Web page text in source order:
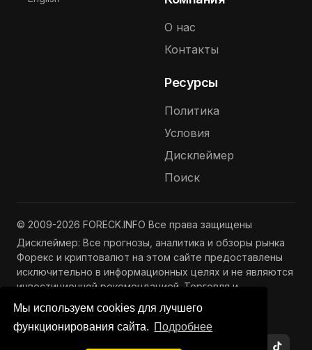
Мы используем cookies для лучшего
функционирования сайта. Подробнее
О нас
Контакты
Ресурсы
Политика
Условия
Дисклеймер
Поиск
© 2009-2026 FORECK.INFO Все права защищены
Дисклеймер: Все прогнозы, аналитика и обзоры рынка
Форекс и криптовалют на этом сайте предоставлены
исключительно в информационных целях и не являются
инвестиционной рекомендацией. Торговля и
инвестиции связаны с риском потери капитала.
Подробнее —Полный дисклеймер